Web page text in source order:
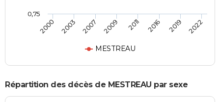
MESTREAU
2000 2003 2007 2009 2011 2016 2019 2022
0,75
Répartition des décès de MESTREAU par sexe